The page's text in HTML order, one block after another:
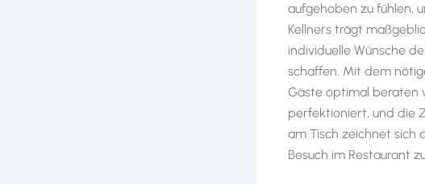
aufgehoben zu fühlen,
Kellners trägt
individuelle Wünsche
schaffen. Mit dem
Gäste optimal beraten
perfektioniert, und die
am Tisch zeichnet sich
Besuch im Restaurant